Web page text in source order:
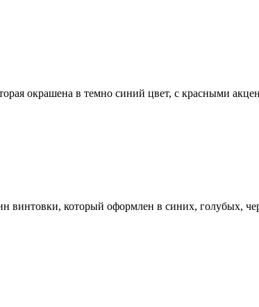
окрашена в темно синий цвет, с красными
винтовки, который оформлен в синих, голубых,